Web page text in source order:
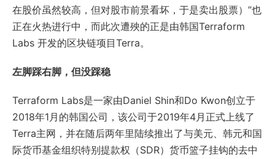
在股价虽然较高，但对股市前景看坏，于是卖出股票）”也
正在火热进行中，而此次遭殃的正是由韩国Terraform
Labs 开发的区块链项目Terra。
左脚踩右脚，但没踩稳
Terraform Labs是一家由Daniel Shin和Do Kwon创立于
2018年1月的韩国公司，该公司于2019年4月正式上线了
Terra主网，并在随后两年里陆续推出了与美元、韩元和国
际货币基金组织特别提款权（SDR）货币篮子挂钩的去中